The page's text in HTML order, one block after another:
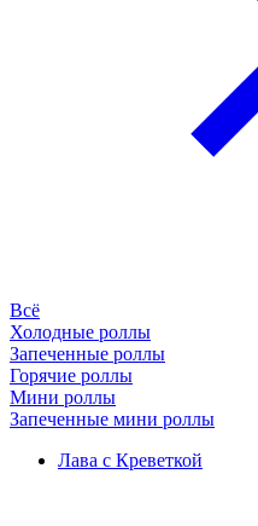
Всё
Холодные роллы
Запеченные роллы
Горячие роллы
Мини роллы
Запеченные мини роллы
Лава с Креветкой